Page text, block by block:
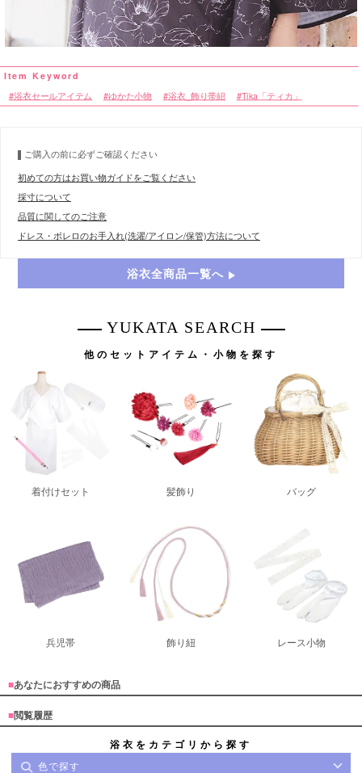
浴衣セールアイテム ゆかた小物 浴衣_飾り帯紐 Tika「ティカ」
ご購入の前に必ずご確認ください
初めての方はお買い物ガイドをご覧ください
採寸について
品質に関してのご注意
ドレス・ボレロのお手入れ(洗濯/アイロン/保管)方法について
浴衣全商品一覧へ
YUKATA SEARCH
他のセットアイテム・小物を探す
着付けセット 髪飾り バッグ
兵児帯 飾り紐 レース小物
■あなたにおすすめの商品
■閲覧履歴
浴衣をカテゴリから探す
色で探す